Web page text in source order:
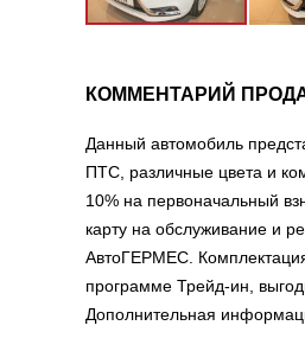
КОММЕНТАРИЙ
Данный автомобиль
ПТС, различные цвета и
10% на первоначальный
карту на обслуживание и
АвтоГЕРМЕС.
программе Трейд-ин,
Дополнительная